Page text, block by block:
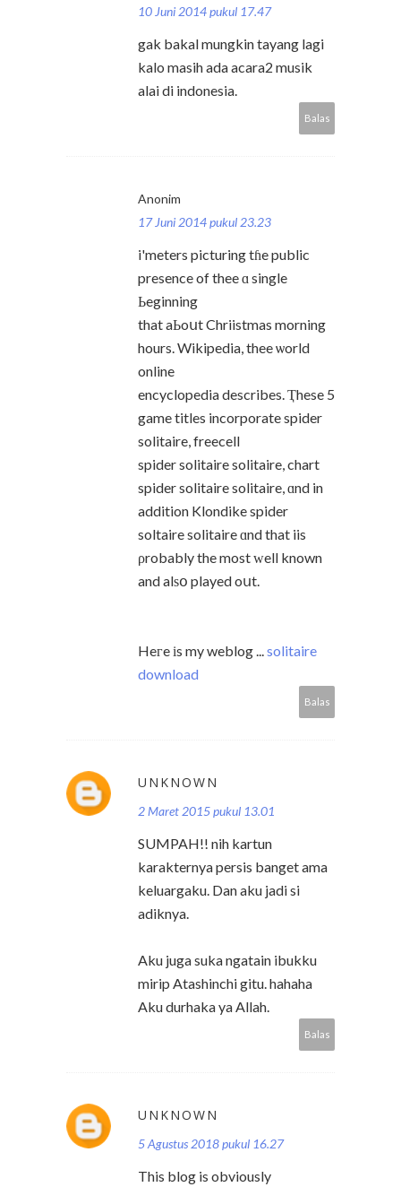
10 Juni 2014 pukul 17.47
gak bakal mungkin tayang lagi
kalo masih ada acara2 musik
alai di indonesia.
Balas
Anonim
17 Juni 2014 pukul 23.23
i'meters picturing tɦe public
presence of thee ɑ single
Ьeginning
that aЬoսt Chriistmas morning
hours. Wikipedia, thee ѡorld
online
encyclopedia describes. Ҭhese 5
game titles incorporate spider
solitaire, freecell
spider solitaire solitaire, chart
spider solitaire solitaire, ɑnd in
addition Klondike spider
soltaire solitaire ɑnd that iis
ρrobably the most ԝell known
and alѕօ played oսt.
Heгe іs my weblog ...solitaire
download
Balas
UNKNOWN
2 Maret 2015 pukul 13.01
SUMPAH!! nih kartun
karakternya persis banget ama
keluargaku. Dan aku jadi si
adiknya.
Aku juga suka ngatain ibukku
mirip Atashinchi gitu. hahaha
Aku durhaka ya Allah.
Balas
UNKNOWN
5 Agustus 2018 pukul 16.27
This blog is obviously